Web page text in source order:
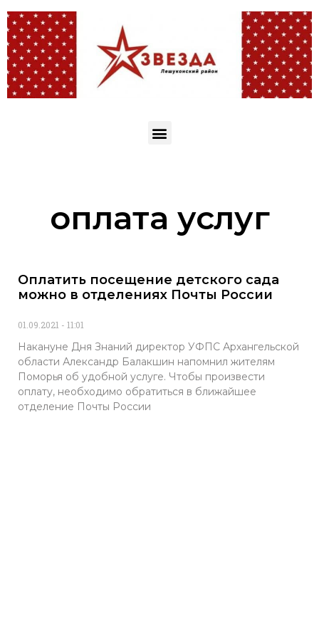
оплата услуг
Оплатить посещение детского сада
можно в отделениях Почты России
01.09.2021 11:01
Накануне Дня Знаний директор УФПС Архангельской
области Александр Балакшин напомнил жителям
Поморья об удобной услуге. Чтобы произвести
оплату, необходимо обратиться в ближайшее
отделение Почты России